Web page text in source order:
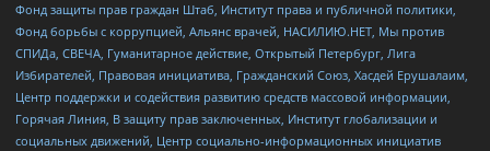
Фонд защиты прав граждан Штаб, Институт права и публичной политики,
Фонд борьбы с коррупцией, Альянс врачей, НАСИЛИЮ.НЕТ, Мы против
СПИДа, СВЕЧА, Гуманитарное действие, Открытый Петербург, Лига
Избирателей, Правовая инициатива, Гражданский Союз, Хасдей Ерушалаим,
Центр поддержки и содействия развитию средств массовой информации,
Горячая Линия, В защиту прав заключенных, Институт глобализации и
социальных движений, Центр социально-информационных инициатив